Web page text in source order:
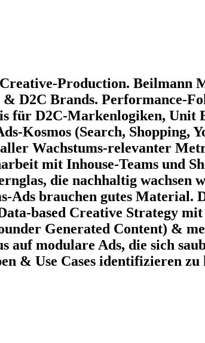
Production. Beilmann
D2C Brands. Performance-
für D2C-Markenlogiken, Unit
Kosmos (Search, Shopping,
Wachstums-relevanter
mit Inhouse-Teams und
die nachhaltig wachsen
Ads brauchen gutes Material.
based Creative Strategy
Generated Content) &
modulare Ads, die sich
& Use Cases identifizieren